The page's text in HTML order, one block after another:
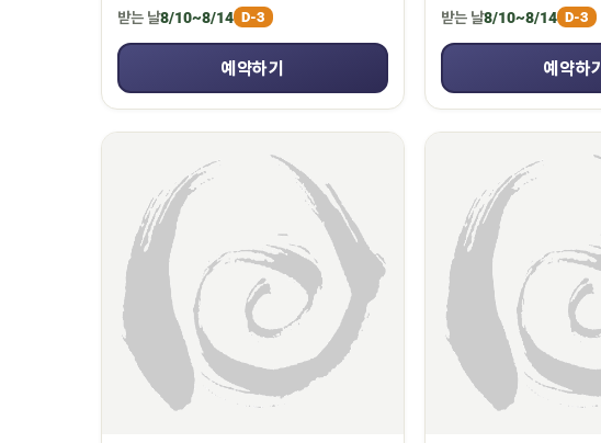
받는 날8/10~8/14 D-3
예약하기
받는 날8/10~8/14 D-3
예약하기